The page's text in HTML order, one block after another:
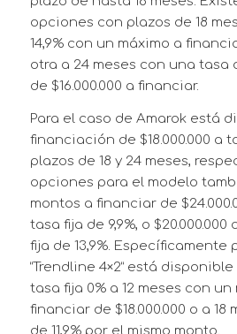
opciones con plazos de 18
14,9% con un máximo a
otra a 24 meses con una tasa
de $16.000.000 a financiar.
Para el caso de Amarok está
financiación de $18.000.000 a
plazos de 18 y 24 meses,
opciones para el modelo
montos a financiar de
tasa fija de 9,9%, o $20.000.000
fija de 13,9%. Específicamente
“Trendline 4×2” está
tasa fija 0% a 12 meses con
financiar de $18.000.000 o a
de 11,9% por el mismo monto.